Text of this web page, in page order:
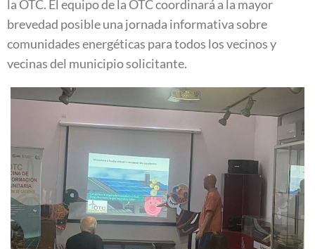
la OTC. El equipo de la OTC coordinará a la mayor
brevedad posible una jornada informativa sobre
comunidades energéticas para todos los vecinos y
vecinas del municipio solicitante.